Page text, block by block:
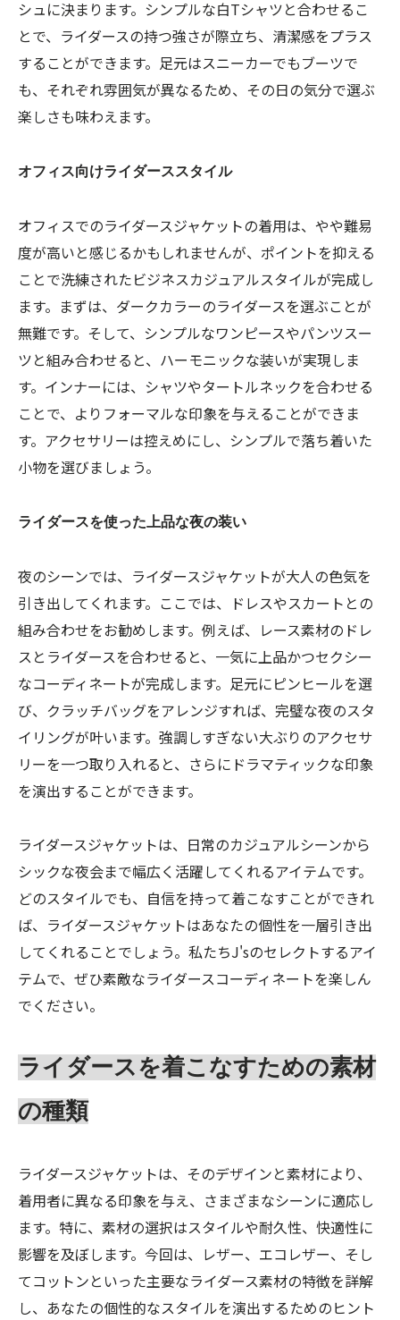
シュに決まります。シンプルな白Tシャツと合わせるこ
とで、ライダースの持つ強さが際立ち、清潔感をプラス
することができます。足元はスニーカーでもブーツで
も、それぞれ雰囲気が異なるため、その日の気分で選ぶ
楽しさも味わえます。
オフィス向けライダーススタイル
オフィスでのライダースジャケットの着用は、やや難易
度が高いと感じるかもしれませんが、ポイントを抑える
ことで洗練されたビジネスカジュアルスタイルが完成し
ます。まずは、ダークカラーのライダースを選ぶことが
無難です。そして、シンプルなワンピースやパンツスー
ツと組み合わせると、ハーモニックな装いが実現しま
す。インナーには、シャツやタートルネックを合わせる
ことで、よりフォーマルな印象を与えることができま
す。アクセサリーは控えめにし、シンプルで落ち着いた
小物を選びましょう。
ライダースを使った上品な夜の装い
夜のシーンでは、ライダースジャケットが大人の色気を
引き出してくれます。ここでは、ドレスやスカートとの
組み合わせをお勧めします。例えば、レース素材のドレ
スとライダースを合わせると、一気に上品かつセクシー
なコーディネートが完成します。足元にピンヒールを選
び、クラッチバッグをアレンジすれば、完璧な夜のスタ
イリングが叶います。強調しすぎない大ぶりのアクセサ
リーを一つ取り入れると、さらにドラマティックな印象
を演出することができます。
ライダースジャケットは、日常のカジュアルシーンから
シックな夜会まで幅広く活躍してくれるアイテムです。
どのスタイルでも、自信を持って着こなすことができれ
ば、ライダースジャケットはあなたの個性を一層引き出
してくれることでしょう。私たちJ'sのセレクトするアイ
テムで、ぜひ素敵なライダースコーディネートを楽しん
でください。
ライダースを着こなすための素材
の種類
ライダースジャケットは、そのデザインと素材により、
着用者に異なる印象を与え、さまざまなシーンに適応し
ます。特に、素材の選択はスタイルや耐久性、快適性に
影響を及ぼします。今回は、レザー、エコレザー、そし
てコットンといった主要なライダース素材の特徴を詳解
し、あなたの個性的なスタイルを演出するためのヒント